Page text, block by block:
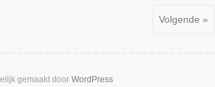
Volgende »
gemaakt door WordPress